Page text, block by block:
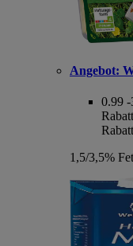
Angebot:
0.99 -
1,5/3,5%